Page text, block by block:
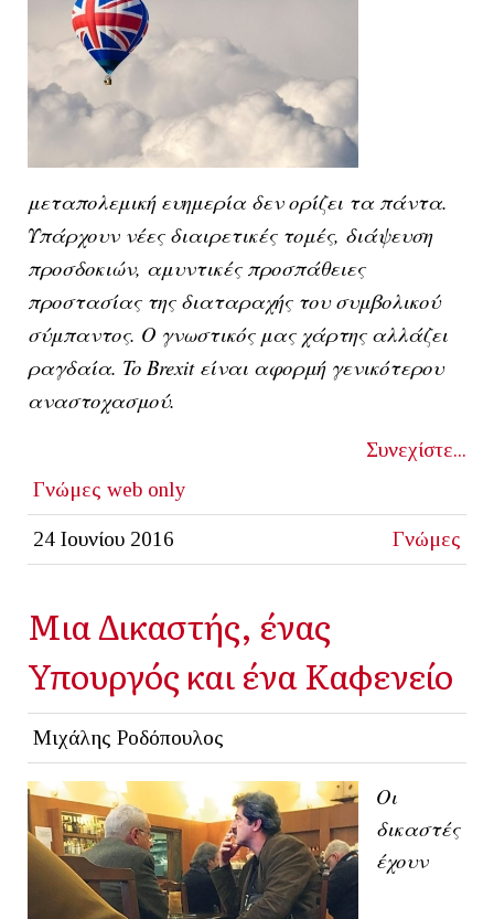
μεταπολεμική ευημερία δεν ορίζει τα πάντα.
Υπάρχουν νέες διαιρετικές τομές, διάψευση
προσδοκιών, αμυντικές προσπάθειες
προστασίας της διαταραχής του συμβολικού
σύμπαντος. Ο γνωστικός μας χάρτης αλλάζει
ραγδαία. To Brexit είναι αφορμή γενικότερου
αναστοχασμού.
Συνεχίστε...
Γνώμες web only
24 Ιουνίου 2016 Γνώμες
Μια Δικαστής, ένας
Υπουργός και ένα Καφενείο
Μιχάλης Ροδόπουλος
Oι
δικαστές
έχουν